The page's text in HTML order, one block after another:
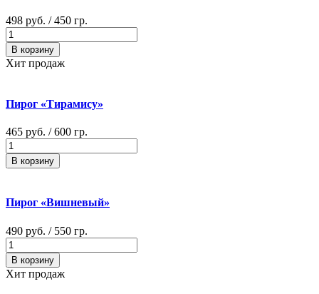
498 руб. / 450 гр.
В корзину
Хит продаж
Пирог «Тирамису»
465 руб. / 600 гр.
В корзину
Пирог «Вишневый»
490 руб. / 550 гр.
В корзину
Хит продаж